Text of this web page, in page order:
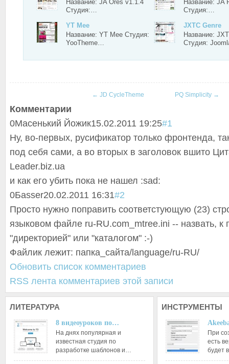
Название: JA Ores v1.1.4
Студия:…
Название: JA
Студия:…
YT Mee
Название: YT Mee Студия:
YooTheme…
JXTC Genre
Название:
Студия:
← JD CycleTheme PQ Simplicity →
Комментарии
0Масенький Йожик15.02.2011 19:25#1
Ну, во-первых, русификатор только фронтенда,
под себя сами, а во вторых в заголовок вшито
Leader.biz.ua
и как его убить пока не нашел :sad:
0Баsser20.02.2011 16:31#2
Просто нужно поправить соответстующую (23)
языковом файле ru-RU.com_mtree.ini -- назвать, к
"директорией" или "каталогом" :-)
Файлик лежит: папка_сайта/language/ru-RU/
Обновить список комментариев
RSS лента комментариев этой записи
ЛИТЕРАТУРА
8 видеоуроков по…
На днях популярная и
известная студия по
разработке шаблонов и…
ИНСТРУМЕНТЫ
При
есть
будет